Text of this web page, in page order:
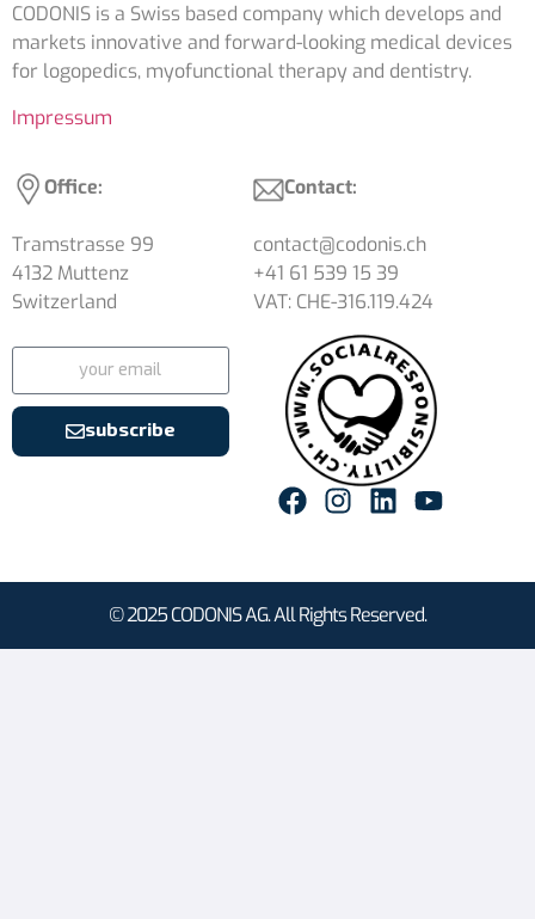
CODONIS is a Swiss based company which develops and
markets innovative and forward-looking medical devices
for logopedics, myofunctional therapy and dentistry.
Impressum
Office:
Tramstrasse 99
4132 Muttenz
Switzerland
Contact:
contact@codonis.ch
+41 61 539 15 39
VAT: CHE-316.119.424
subscribe
© 2025 CODONIS AG. All Rights Reserved.